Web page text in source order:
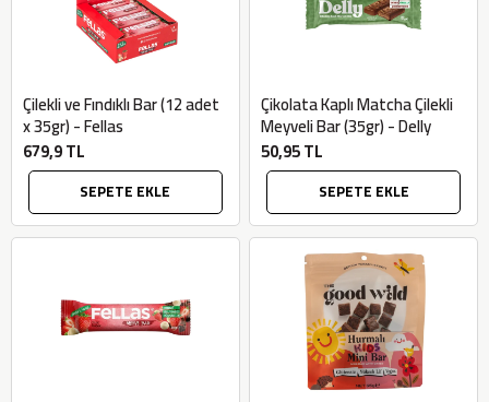
Çilekli ve Fındıklı Bar (12 adet
x 35gr) - Fellas
679,9 TL
SEPETE EKLE
Çikolata Kaplı Matcha Çilekli
Meyveli Bar (35gr) - Delly
50,95 TL
SEPETE EKLE